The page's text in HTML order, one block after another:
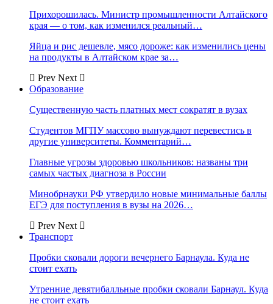
Прихорошилась. Министр промышленности Алтайского
края — о том, как изменился реальный…
Яйца и рис дешевле, мясо дороже: как изменились цены
на продукты в Алтайском крае за…
Prev Next
Образование
Существенную часть платных мест сократят в вузах
Студентов МГПУ массово вынуждают перевестись в
другие университеты. Комментарий…
Главные угрозы здоровью школьников: названы три
самых частых диагноза в России
Минобрнауки РФ утвердило новые минимальные баллы
ЕГЭ для поступления в вузы на 2026…
Prev Next
Транспорт
Пробки сковали дороги вечернего Барнаула. Куда не
стоит ехать
Утренние девятибалльные пробки сковали Барнаул. Куда
не стоит ехать